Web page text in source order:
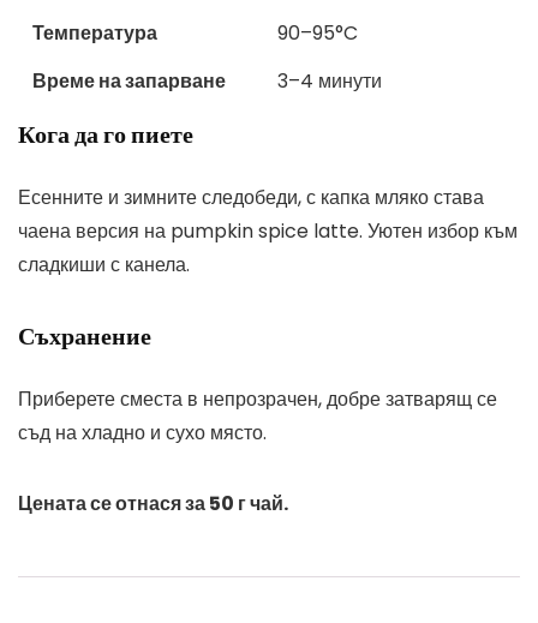
Температура
90–95°C
Време на запарване
3–4 минути
Кога да го пиете
Есенните и зимните следобеди, с капка мляко става
чаена версия на pumpkin spice latte. Уютен избор към
сладкиши с канела.
Съхранение
Приберете сместа в непрозрачен, добре затварящ се
съд на хладно и сухо място.
Цената се отнася за 50 г чай.